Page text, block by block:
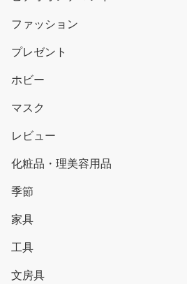
ファッション
プレゼント
ホビー
マスク
レビュー
化粧品・理美容用品
季節
家具
工具
文房具